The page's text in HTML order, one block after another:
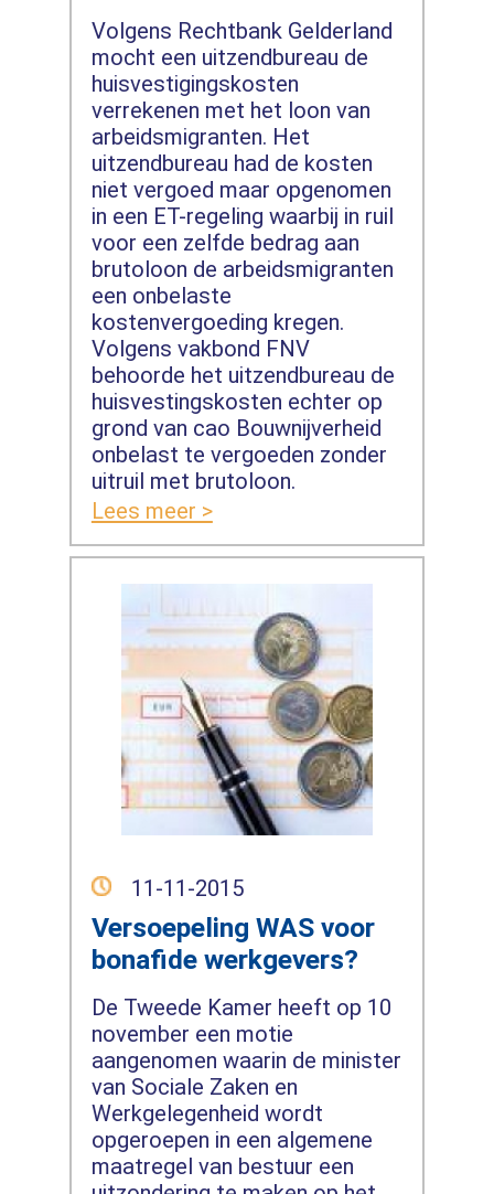
Volgens Rechtbank Gelderland
mocht een uitzendbureau de
huisvestigingskosten
verrekenen met het loon van
arbeidsmigranten. Het
uitzendbureau had de kosten
niet vergoed maar opgenomen
in een ET-regeling waarbij in ruil
voor een zelfde bedrag aan
brutoloon de arbeidsmigranten
een onbelaste
kostenvergoeding kregen.
Volgens vakbond FNV
behoorde het uitzendbureau de
huisvestingskosten echter op
grond van cao Bouwnijverheid
onbelast te vergoeden zonder
uitruil met brutoloon.
Lees meer >
11-11-2015
Versoepeling WAS voor
bonafide werkgevers?
De Tweede Kamer heeft op 10
november een motie
aangenomen waarin de minister
van Sociale Zaken en
Werkgelegenheid wordt
opgeroepen in een algemene
maatregel van bestuur een